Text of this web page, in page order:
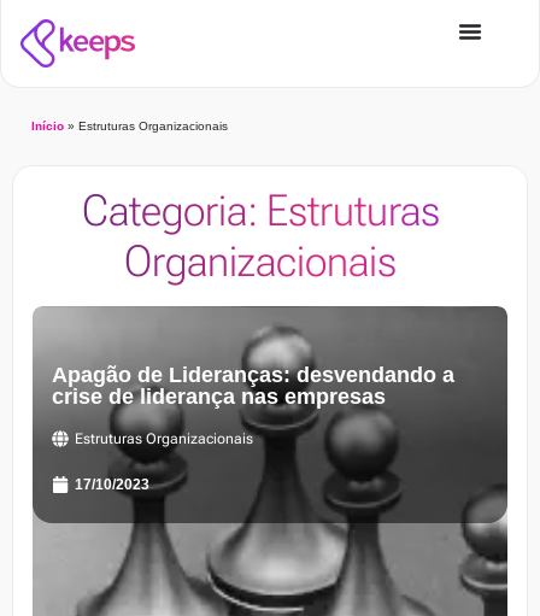
Início » Estruturas Organizacionais
Categoria: Estruturas
Organizacionais
Apagão de Lideranças: desvendando a
crise de liderança nas empresas
Estruturas Organizacionais
17/10/2023